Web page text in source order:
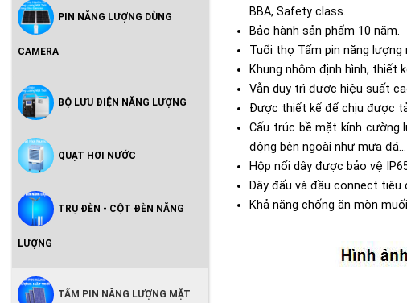
PIN NĂNG LƯỢNG DÙNG
CAMERA
BỘ LƯU ĐIỆN NĂNG LƯỢNG
QUẠT HƠI NƯỚC
TRỤ ĐÈN - CỘT ĐÈN NĂNG
LƯỢNG
TẤM PIN NĂNG LƯỢNG MẶT
BBA, Safety class.
Bảo hành sản phẩm 10 năm.
Tuổi thọ Tấm pin năng
Khung nhôm định hình, thiết
Vẫn duy trì được hiệu suất
Được thiết kế để chịu được
Cấu trúc bề mặt kính cường
động bên ngoài như mưa đá...
Hộp nối dây được bảo vệ
Dây đấu và đầu connect tiêu
Khả năng chống ăn mòn